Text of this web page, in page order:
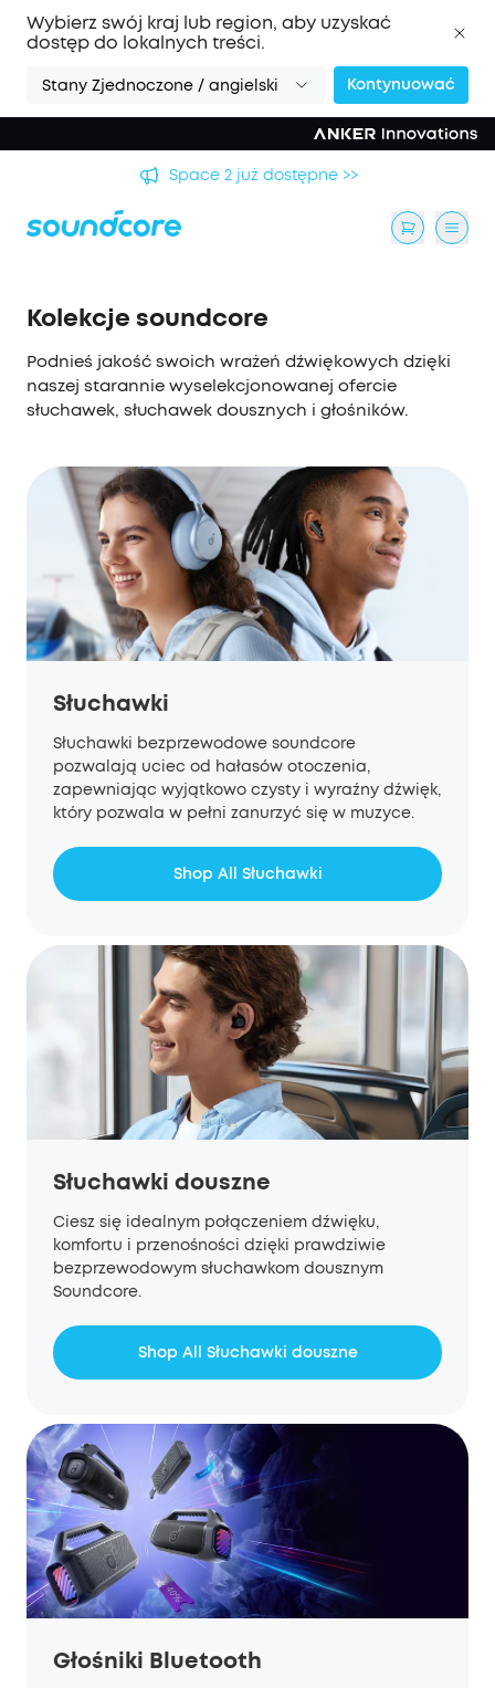
Wybierz swój kraj lub region, aby uzyskać
dostęp do lokalnych treści.
Stany Zjednoczone / angielski Kontynuować
Space 2 już dostępne >>
Kolekcje soundcore
Podnieś jakość swoich wrażeń dźwiękowych dzięki
naszej starannie wyselekcjonowanej ofercie
słuchawek, słuchawek dousznych i głośników.
Słuchawki
Słuchawki bezprzewodowe soundcore
pozwalają uciec od hałasów otoczenia,
zapewniając wyjątkowo czysty i wyraźny dźwięk,
który pozwala w pełni zanurzyć się w muzyce.
Shop All Słuchawki
Słuchawki douszne
Ciesz się idealnym połączeniem dźwięku,
komfortu i przenośności dzięki prawdziwie
bezprzewodowym słuchawkom dousznym
Soundcore.
Shop All Słuchawki douszne
Głośniki Bluetooth